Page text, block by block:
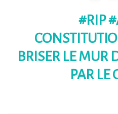
#RIP
BRISER LE MUR
PAR